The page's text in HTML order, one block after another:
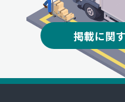
掲載に関